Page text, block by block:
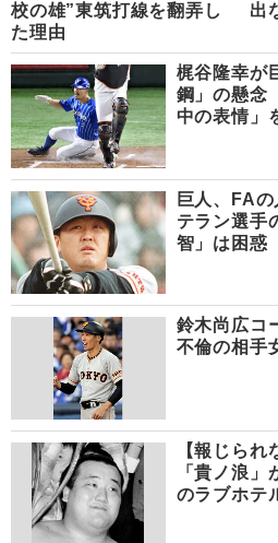
校の雄”東筑打線を翻弄し
た理由
出
梶谷隆幸が
鋼」の懸念
中の表情」
巨人、FA
テラン選手
智」は困惑
鈴木尚広コ
不倫の相手
【報じられ
「貴ノ浪
のラブホテ